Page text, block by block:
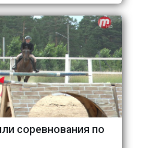
соревнования по